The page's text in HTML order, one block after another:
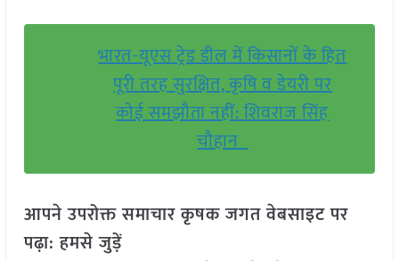
भारत-यूएस ट्रेड डील में किसानों के हित
पूरी तरह सुरक्षित, कृषि व डेयरी पर
कोई समझौता नहीं: शिवराज सिंह
चौहान
आपने उपरोक्त समाचार कृषक जगत वेबसाइट पर
पढ़ा: हमसे जुड़ें